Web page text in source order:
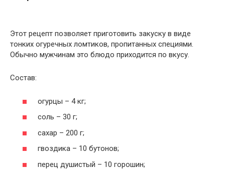
Этот рецепт позволяет приготовить закуску в виде
тонких огуречных ломтиков, пропитанных специями.
Обычно мужчинам это блюдо приходится по вкусу.
Состав:
огурцы – 4 кг;
соль – 30 г;
сахар – 200 г;
гвоздика – 10 бутонов;
перец душистый – 10 горошин;